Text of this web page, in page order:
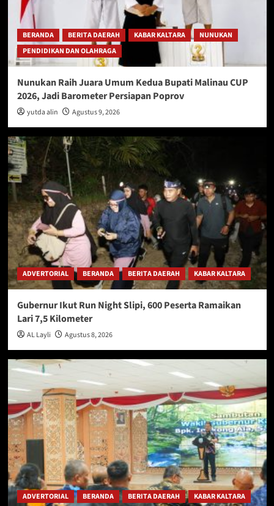
BERANDA BERITA DAERAH KABAR KALTARA
NUNUKAN
PENDIDIKAN DAN OLAHRAGA
Nunukan Raih Juara Umum Kedua Bupati Malinau CUP
2026, Jadi Barometer Persiapan Poprov
yutda alin Agustus 9, 2026
ADVERTORIAL BERANDA BERITA DAERAH KABAR KALTARA
Gubernur Ikut Run Night Slipi, 600 Peserta Ramaikan
Lari 7,5 Kilometer
AL Layli Agustus 8, 2026
ADVERTORIAL BERANDA BERITA DAERAH KABAR KALTARA